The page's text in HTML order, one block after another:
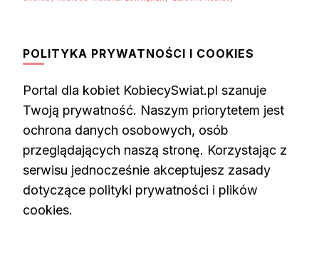
POLITYKA PRYWATNOŚCI I COOKIES
Portal dla kobiet KobiecySwiat.pl szanuje
Twoją prywatność. Naszym priorytetem jest
ochrona danych osobowych, osób
przeglądających naszą stronę. Korzystając z
serwisu jednocześnie akceptujesz zasady
dotyczące polityki prywatności i plików
cookies.